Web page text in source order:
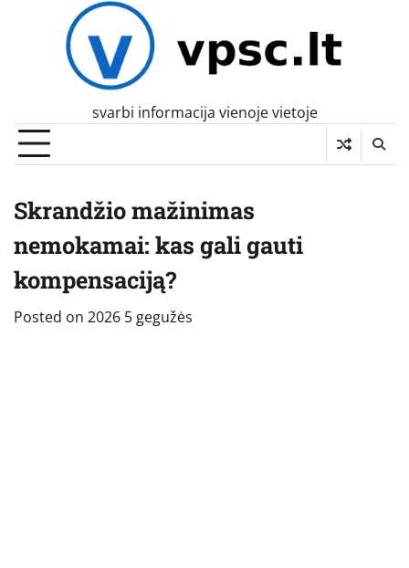
svarbi informacija vienoje vietoje
Skrandžio mažinimas
nemokamai: kas gali gauti
kompensaciją?
Posted on 2026 5 gegužės